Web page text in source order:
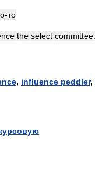
-то
the select committee
, influence peddler,